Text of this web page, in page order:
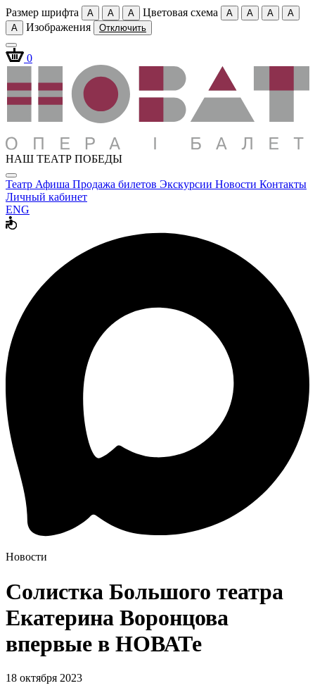
Размер шрифта A A A Цветовая схема A A A
A
A
Изображения Отключить
0
НАШ ТЕАТР ПОБЕДЫ
Театр Афиша Продажа билетов Экскурсии Новости Контакты
Личный кабинет
ENG
Новости
Солистка Большого театра
Екатерина Воронцова
впервые в НОВАТе
18 октября 2023